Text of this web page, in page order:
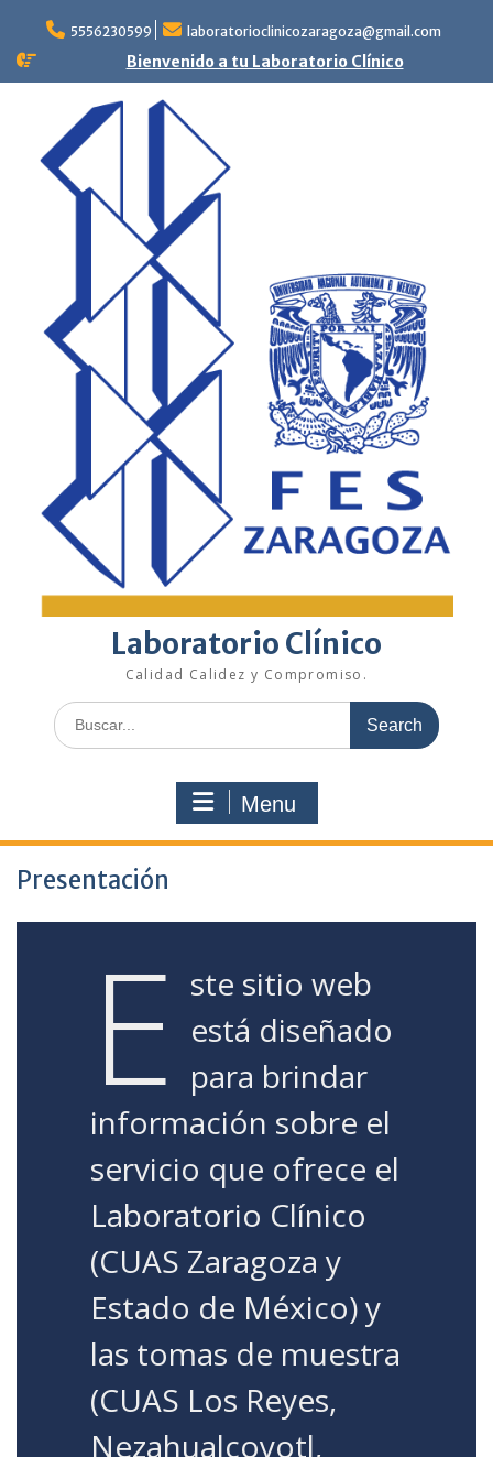
content
5556230599 laboratorioclinicozaragoza@gmail.com
Bienvenido a tu Laboratorio Clínico
Laboratorio Clínico
Calidad Calidez y Compromiso.
Search
for:
Menu
Presentación
E
ste sitio web
está diseñado
para brindar
información sobre el
servicio que ofrece el
Laboratorio Clínico
(CUAS Zaragoza y
Estado de México) y
las tomas de muestra
(CUAS Los Reyes,
Nezahualcoyotl,